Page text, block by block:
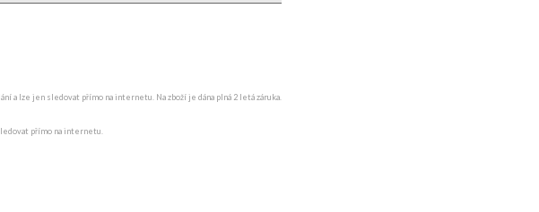
a lze jen sledovat přímo na internetu. Na zboží je dána plná 2 letá záruka.
přímo na internetu.